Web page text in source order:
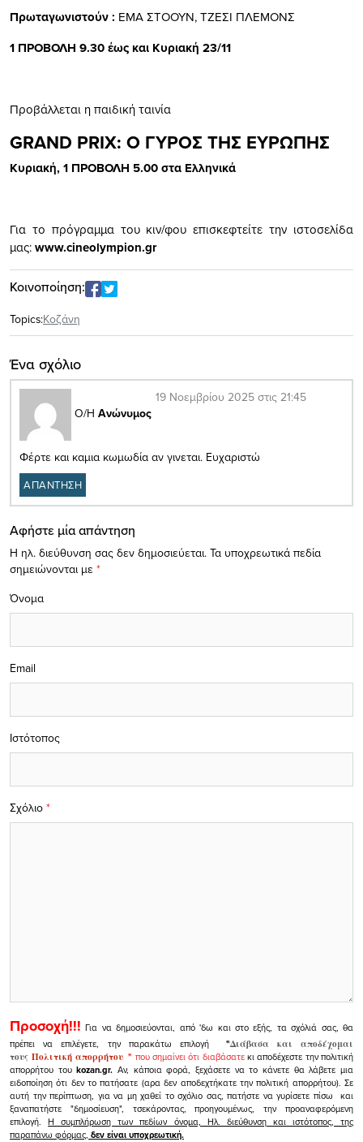
Πρωταγωνιστούν : ΕΜΑ ΣΤΟΟΥΝ, ΤΖΕΣΙ ΠΛΕΜΟΝΣ
1 ΠΡΟΒΟΛΗ 9.30 έως και Κυριακή 23/11
Προβάλλεται η παιδική ταινία
GRAND PRIX: O ΓΥΡΟΣ ΤΗΣ ΕΥΡΩΠΗΣ
Κυριακή, 1 ΠΡΟΒΟΛΗ 5.00 στα Ελληνικά
Για το πρόγραμμα του κιν/φου επισκεφτείτε την ιστοσελίδα
μας:www.cineolympion.gr
Κοινοποίηση:
Topics:Κοζάνη
Ένα σχόλιο
Ο/Η Ανώνυμος
19 Νοεμβρίου 2025 στις 21:45
Φέρτε και καμια κωμωδία αν γινεται. Ευχαριστώ
ΑΠΑΝΤΗΣΗ
Αφήστε μία απάντηση
Η ηλ. διεύθυνση σας δεν δημοσιεύεται. Τα υποχρεωτικά πεδία
σημειώνονται με *
Σχόλιο *
Όνομα
Email
Ιστότοπος
Προσοχή!!! Για να δημοσιεύονται, από 'δω και στο εξής, τα σχόλιά σας, θα
πρέπει να επιλέγετε, την παρακάτω επιλογή
"Διάβασα και αποδέχομαι
τουςΠολιτική απορρήτου" που σημαίνει ότι διαβάσατεκι αποδέχεστε την πολιτική
απορρήτου τουkozan.gr. Αν, κάποια φορά, ξεχάσετε να το κάνετε θα λάβετε μια
ειδοποίηση ότι δεν το πατήσατε (αρα δεν αποδεχτήκατε την πολιτική απορρήτου). Σε
αυτή την περίπτωση, για να μη χαθεί το σχόλιο σας, πατήστε να γυρίσετε πίσω και
ξαναπατήστε "δημοσίευση", τσεκάροντας, προηγουμένως, την προαναφερόμενη
επιλογή.Η συμπλήρωση των πεδίων όνομα, Ηλ. διεύθυνση και ιστότοπος, της
παραπάνω φόρμας, δεν είναι υποχρεωτική.